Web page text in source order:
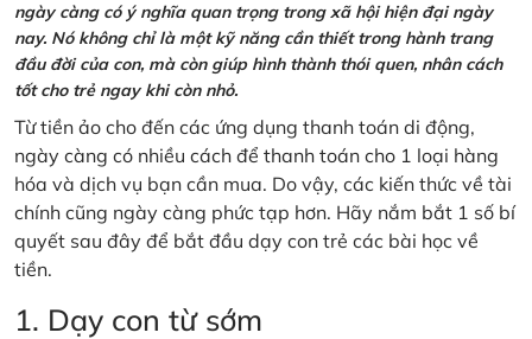
ngày càng có ý nghĩa quan trọng trong xã hội hiện đại ngày
nay. Nó không chỉ là một kỹ năng cần thiết trong hành trang
đầu đời của con, mà còn giúp hình thành thói quen, nhân cách
tốt cho trẻ ngay khi còn nhỏ.
Từ tiền ảo cho đến các ứng dụng thanh toán di động,
ngày càng có nhiều cách để thanh toán cho 1 loại hàng
hóa và dịch vụ bạn cần mua. Do vậy, các kiến thức về tài
chính cũng ngày càng phức tạp hơn. Hãy nắm bắt 1 số bí
quyết sau đây để bắt đầu dạy con trẻ các bài học về
tiền.
1. Dạy con từ sớm